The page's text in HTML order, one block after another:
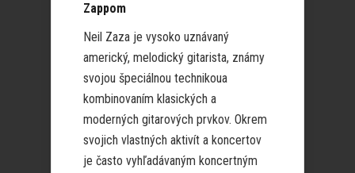
Zappom
Neil Zaza je vysoko uznávaný
americký, melodický gitarista, známy
svojou špeciálnou technikoua
kombinovaním klasických a
moderných gitarových prvkov. Okrem
svojich vlastných aktivít a koncertov
je často vyhľadávaným koncertným